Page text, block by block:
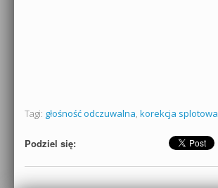
Tagi: głośność odczuwalna, korekcja splotowa
Podziel się: